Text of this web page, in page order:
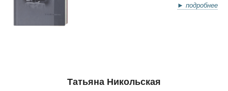
► подробнее
Татьяна Никольская